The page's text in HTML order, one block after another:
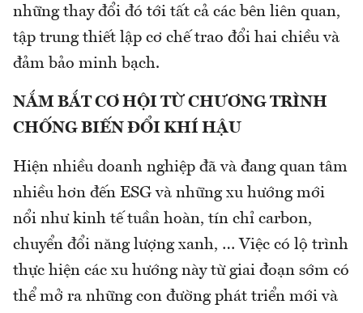
những thay đổi đó tới tất cả các bên liên quan,
tập trung thiết lập cơ chế trao đổi hai chiều và
đảm bảo minh bạch.
NẮM BẮT CƠ HỘI TỪ CHƯƠNG TRÌNH
CHỐNG BIẾN ĐỔI KHÍ HẬU
Hiện nhiều doanh nghiệp đã và đang quan tâm
nhiều hơn đến ESG và những xu hướng mới
nổi như kinh tế tuần hoàn, tín chỉ carbon,
chuyển đổi năng lượng xanh, … Việc có lộ trình
thực hiện các xu hướng này từ giai đoạn sớm có
thể mở ra những con đường phát triển mới và